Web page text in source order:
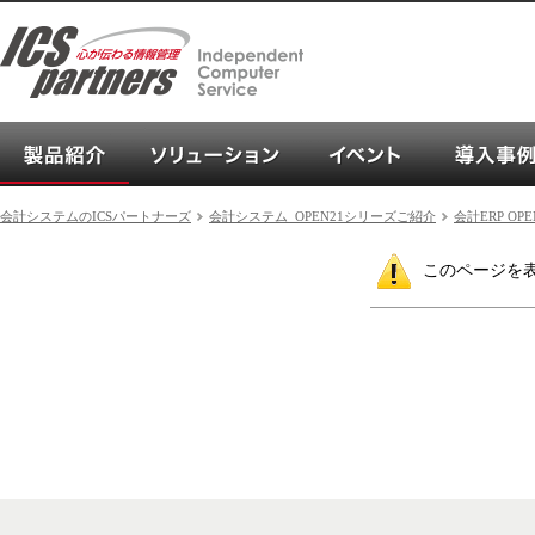
会計システム_OPEN21シリーズご紹介
ソリューション イベント
会計システムのICSパートナーズ 会計システム_OPEN21シリーズご紹介 会計ERP
このページを